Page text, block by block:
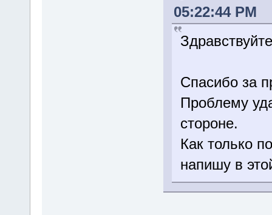
05:22:44 PM
Спасибо за
Проблему
стороне.
Как только
напишу в